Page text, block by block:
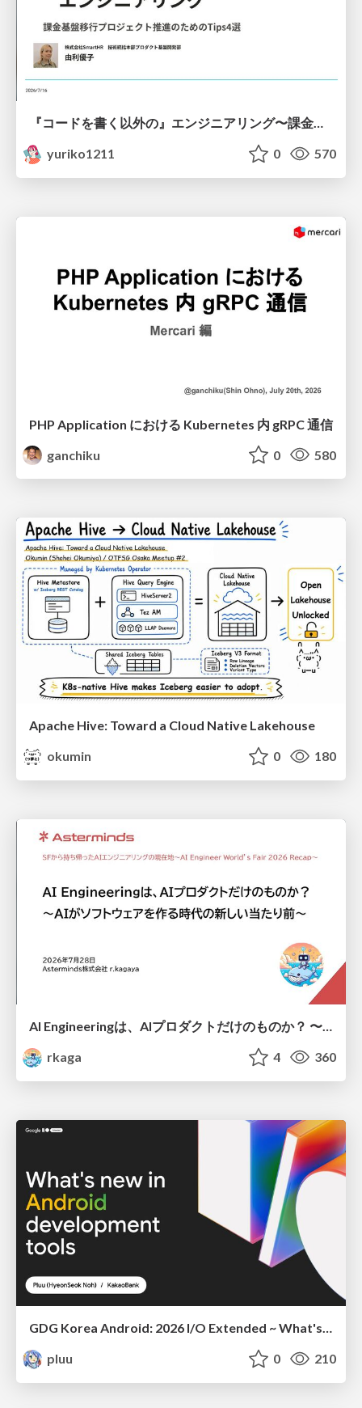
『コードを書く以外の』エンジニアリング〜課金基盤移行プロジェクト推進のためのTips4選
yuriko1211
0 570
PHP Application における Kubernetes 内 gRPC 通信
ganchiku
0 580
Apache Hive: Toward a Cloud Native Lakehouse
okumin
0 180
AI Engineeringは、AIプロダクトだけのものか？ 〜AIがソフトウェアを作る時代の新しい当たり前〜 / No AI in your product. AI Engineering in your development.
rkaga
4 360
pluu
0 210